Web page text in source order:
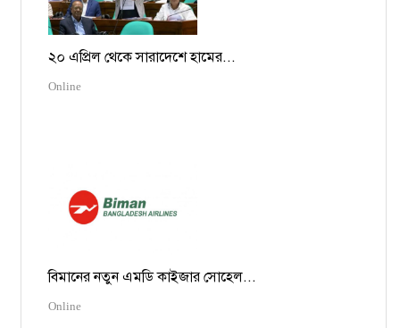
২০ এপ্রিল থেকে সারাদেশে হামের...
Online
বিমানের নতুন এমডি কাইজার সোহেল...
Online